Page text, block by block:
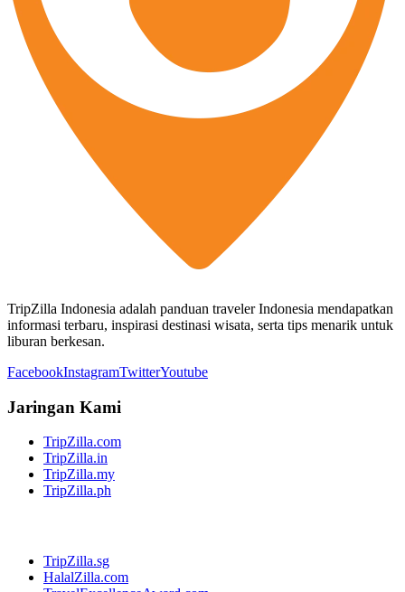
TripZilla Indonesia adalah panduan traveler Indonesia mendapatkan
informasi terbaru, inspirasi destinasi wisata, serta tips menarik untuk
liburan berkesan.
FacebookInstagramTwitterYoutube
Jaringan Kami
TripZilla.com
TripZilla.in
TripZilla.my
TripZilla.ph
TripZilla.sg
HalalZilla.com